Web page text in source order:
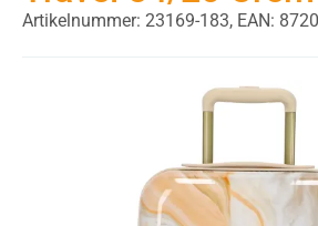
Artikelnummer: 23169-183, EAN: